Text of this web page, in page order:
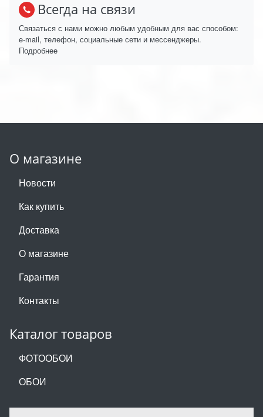
Всегда на связи
Связаться с нами можно любым удобным для вас способом:
e-mail, телефон, социальные сети и мессенджеры.
Подробнее
О магазине
Новости
Как купить
Доставка
О магазине
Гарантия
Контакты
Каталог товаров
ФОТООБОИ
ОБОИ